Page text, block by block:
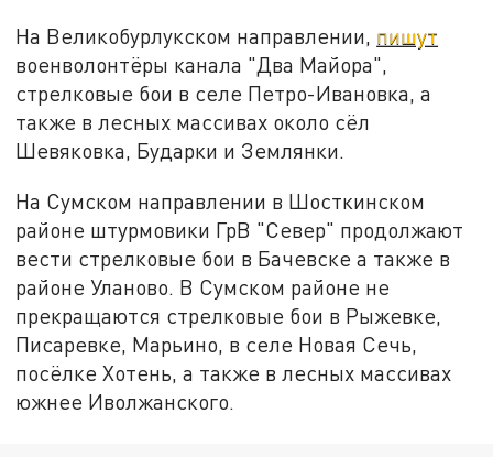
На Великобурлукском направлении, пишут
военволонтёры канала "Два Майора",
стрелковые бои в селе Петро-Ивановка, а
также в лесных массивах около сёл
Шевяковка, Бударки и Землянки.
На Сумском направлении в Шосткинском
районе штурмовики ГрВ "Север" продолжают
вести стрелковые бои в Бачевске а также в
районе Уланово. В Сумском районе не
прекращаются стрелковые бои в Рыжевке,
Писаревке, Марьино, в селе Новая Сечь,
посёлке Хотень, а также в лесных массивах
южнее Иволжанского.